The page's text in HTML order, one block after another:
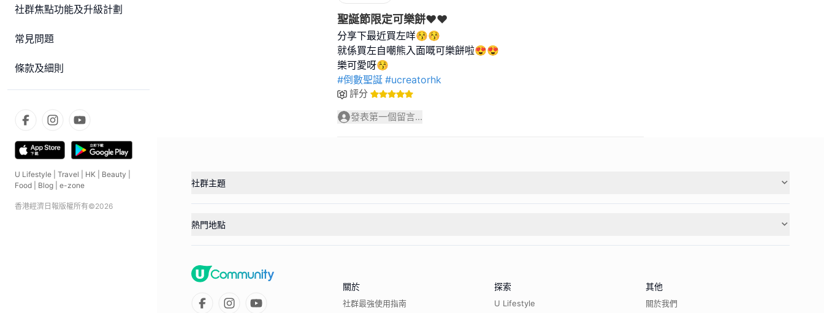
社群焦點功能及升級計劃
常見問題
條款及細則
U Lifestyle Travel HK Beauty
Food
Blog e-zone
香港經濟日報版權所有©2026
聖誕節限定可樂餅❤️❤️
分享下最近買左咩😚😚
就係買左自嘲熊入面嘅可樂餅啦😍😍
#倒數聖誕 #ucreatorhk
評分
發表第一個留言...
社群主題
熱門地點
關於
社群最強使用指南
探索
U Lifestyle
其他
關於我們